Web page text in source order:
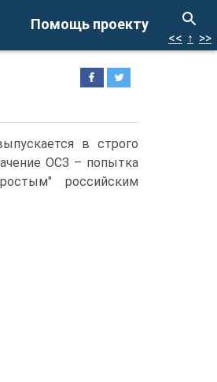
Помощь проекту
<< ↑ >>
в строго
ОСЗ – попытка
российским